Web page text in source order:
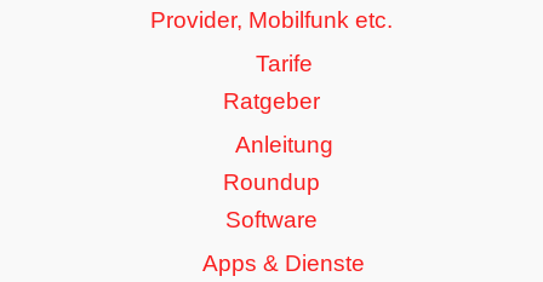
Provider, Mobilfunk etc.
Tarife
Ratgeber
Anleitung
Roundup
Software
Apps & Dienste